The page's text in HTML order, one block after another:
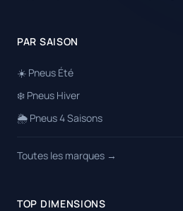
PAR SAISON
☀️ Pneus Été
❄️ Pneus Hiver
🌦️ Pneus 4 Saisons
Toutes les marques →
TOP DIMENSIONS